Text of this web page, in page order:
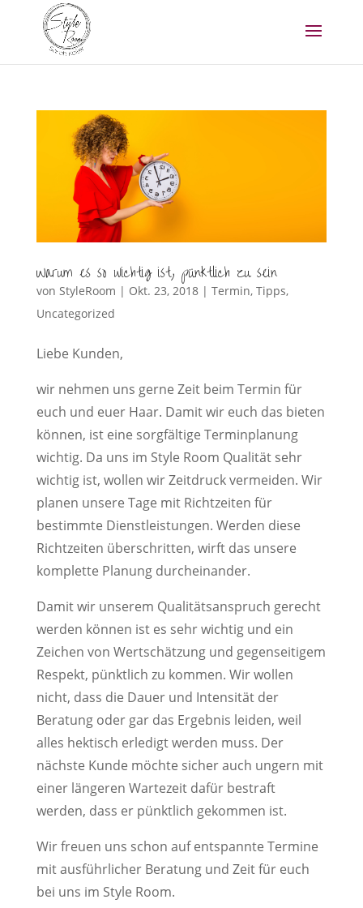
Warum es so wichtig ist, pünktlich zu sein
von StyleRoom | Okt. 23, 2018| Termin, Tipps,
Uncategorized
Liebe Kunden,
wir nehmen uns gerne Zeit beim Termin für
euch und euer Haar. Damit wir euch das bieten
können, ist eine sorgfältige Terminplanung
wichtig. Da uns im Style Room Qualität sehr
wichtig ist, wollen wir Zeitdruck vermeiden. Wir
planen unsere Tage mit Richtzeiten für
bestimmte Dienstleistungen. Werden diese
Richtzeiten überschritten, wirft das unsere
komplette Planung durcheinander.
Damit wir unserem Qualitätsanspruch gerecht
werden können ist es sehr wichtig und ein
Zeichen von Wertschätzung und gegenseitigem
Respekt, pünktlich zu kommen. Wir wollen
nicht, dass die Dauer und Intensität der
Beratung oder gar das Ergebnis leiden, weil
alles hektisch erledigt werden muss. Der
nächste Kunde möchte sicher auch ungern mit
einer längeren Wartezeit dafür bestraft
werden, dass er pünktlich gekommen ist.
Wir freuen uns schon auf entspannte Termine
mit ausführlicher Beratung und Zeit für euch
bei uns im Style Room.